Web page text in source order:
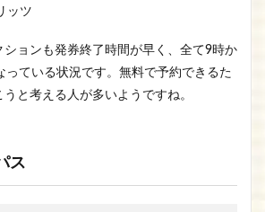
ッツ
ションも発券終了時間が早く、全て9時か
っている状況です。無料で予約できるた
と考える人が多いようですね。
ス